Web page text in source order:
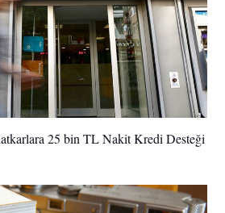
25 bin TL Nakit Kredi Desteği